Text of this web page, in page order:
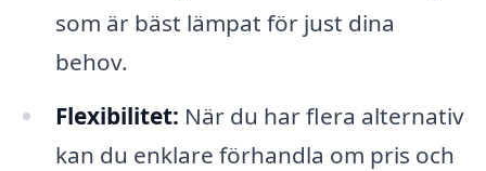
som är bäst lämpat för just dina
behov.
Flexibilitet: När du har flera alternativ
kan du enklare förhandla om pris och